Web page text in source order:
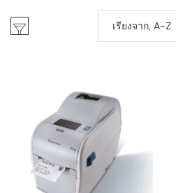
เรียงจาก, A-Z